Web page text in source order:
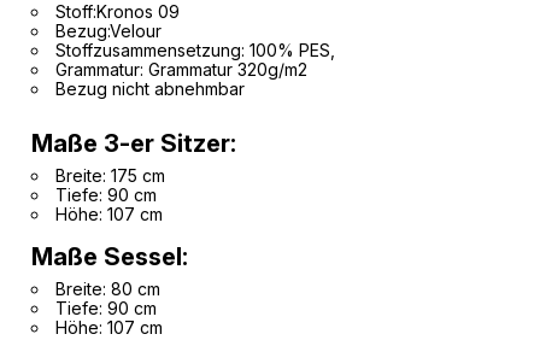
Stoff:Kronos 09
Bezug:Velour
Stoffzusammensetzung: 100% PES,
Grammatur: Grammatur 320g/m2
Bezug nicht abnehmbar
Maße 3-er Sitzer:
Breite: 175 cm
Tiefe: 90 cm
Höhe: 107 cm
Maße Sessel:
Breite: 80 cm
Tiefe: 90 cm
Höhe: 107 cm